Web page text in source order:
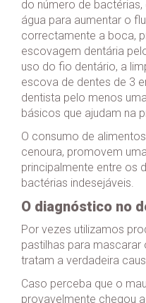
do número de
água para aumentar o
correctamente a boca,
escovagem dentária
uso do fio dentário, a
escova de dentes de 3
dentista pelo menos
básicos que ajudam na
O consumo de
cenoura, promovem
principalmente entre os
bactérias indesejáveis.
O diagnóstico no
Por vezes utilizamos
pastilhas para mascarar
tratam a verdadeira
Caso perceba que o
provavelmente chegou